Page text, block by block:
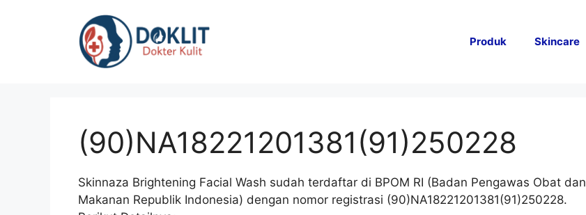
Produk Skincare
(90)NA18221201381(91)250228
Skinnaza Brightening Facial Wash sudah terdaftar di BPOM RI (Badan Pengawas Obat dan
Makanan Republik Indonesia) dengan nomor registrasi (90)NA18221201381(91)250228.